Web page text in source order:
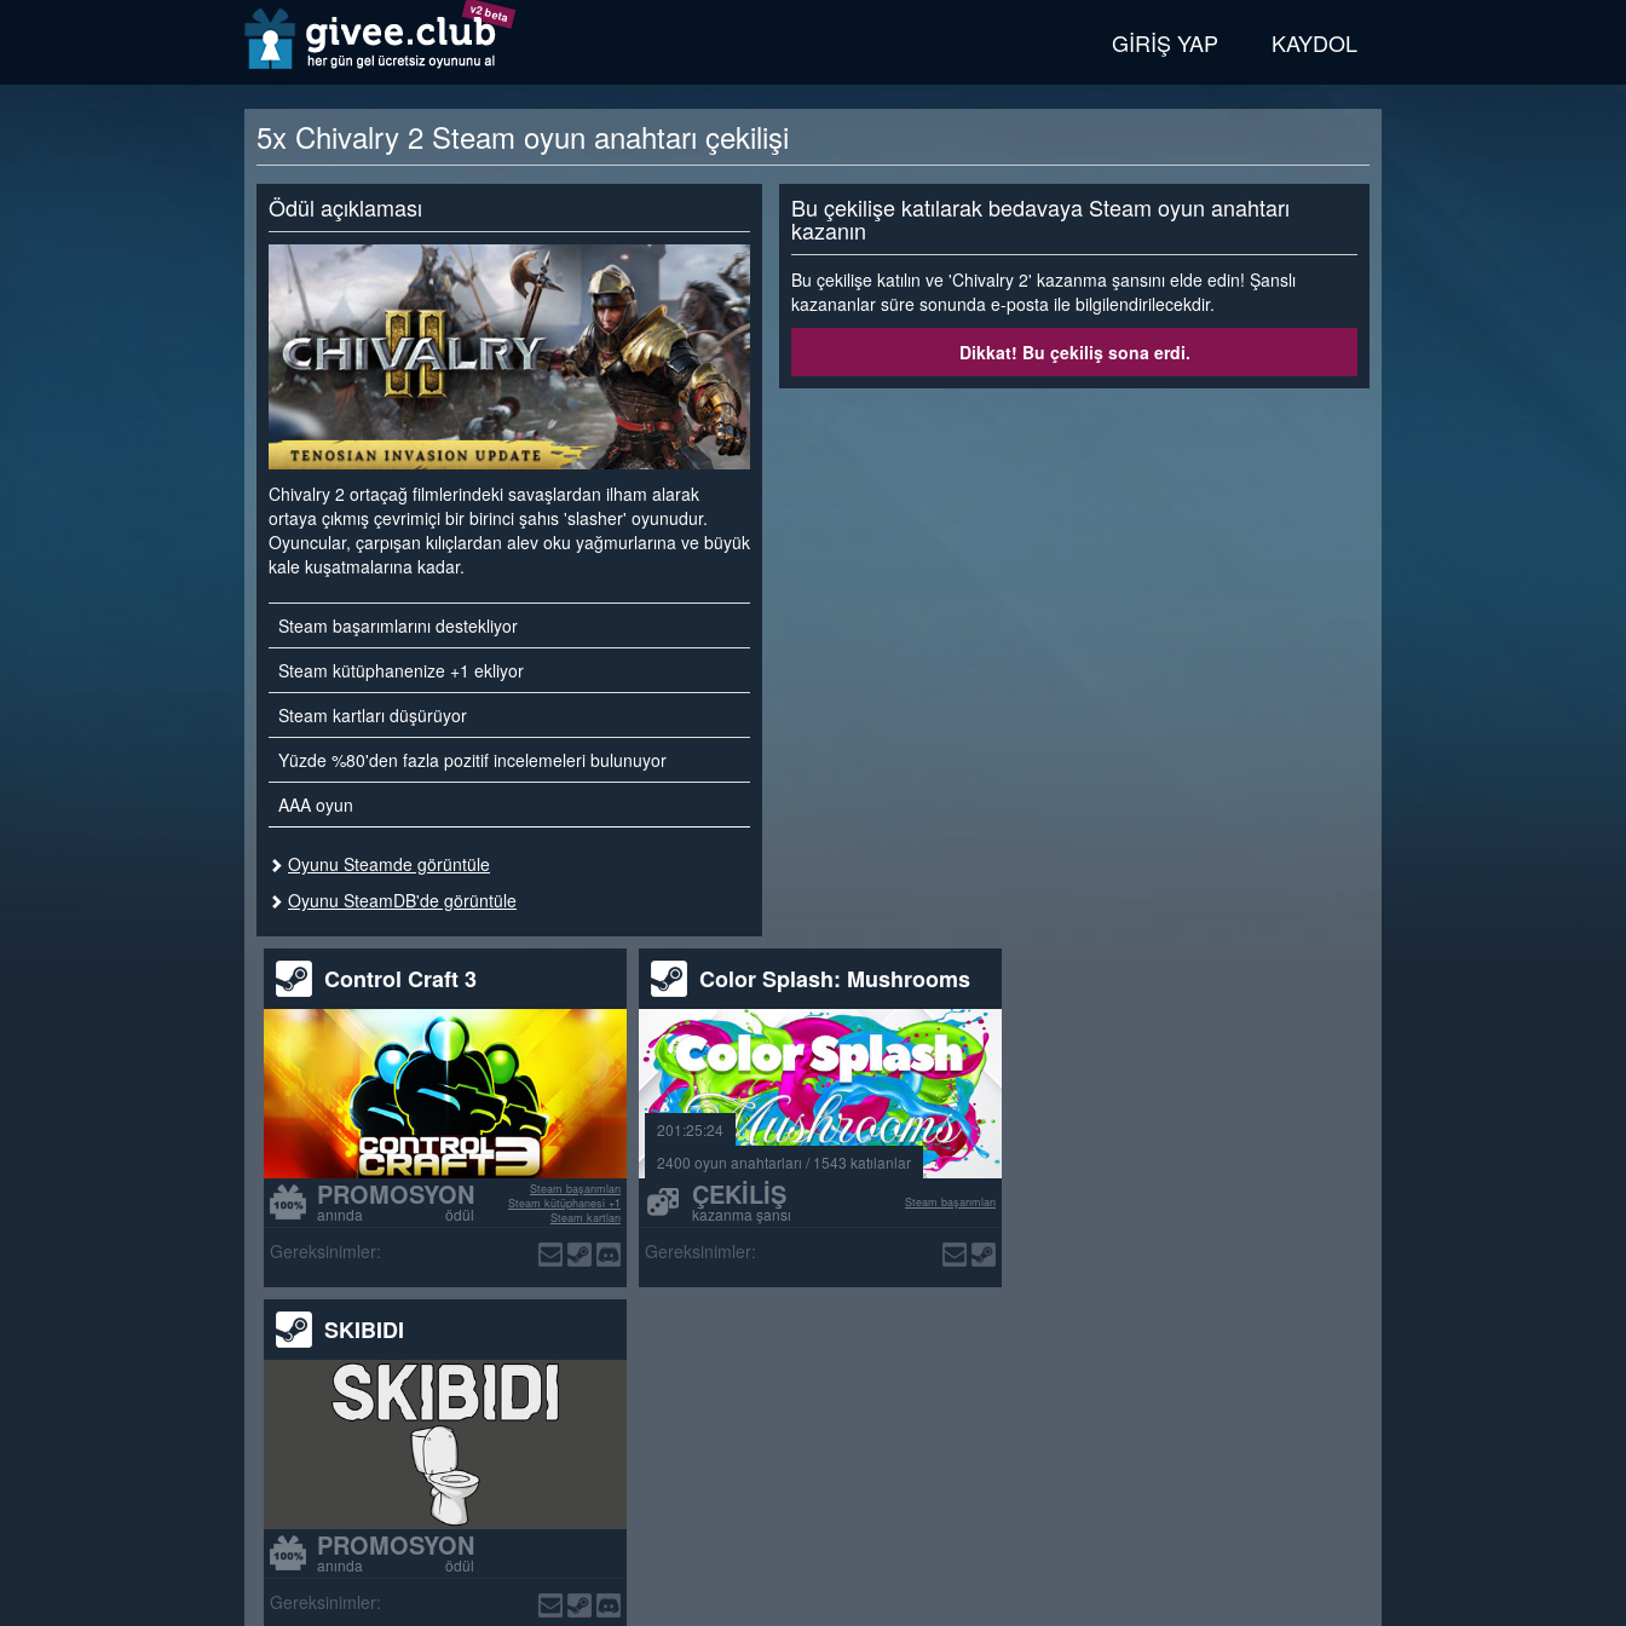
v2 beta
GIRIŞ YAP KAYDOL
5x Chivalry 2 Steam oyun anahtarı çekilişi
Ödül açıklaması
Chivalry 2 ortaçağ filmlerindeki savaşlardan ilham alarak
ortaya çıkmış çevrimiçi bir birinci şahıs 'slasher' oyunudur.
Oyuncular, çarpışan kılıçlardan alev oku yağmurlarına ve büyük
kale kuşatmalarına kadar.
Steam başarımlarını destekliyor
Steam kütüphanenize +1 ekliyor
Steam kartları düşürüyor
Yüzde %80'den fazla pozitif incelemeleri bulunuyor
AAA oyun
Oyunu Steamde görüntüle
Oyunu SteamDB'de görüntüle
Bu çekilişe katılarak bedavaya Steam oyun anahtarı
kazanın
Bu çekilişe katılın ve 'Chivalry 2' kazanma şansını elde edin! Şanslı
kazananlar süre sonunda e-posta ile bilgilendirilecekdir.
Dikkat! Bu çekiliş sona erdi.
Control Craft 3
PROMOSYON
anında ödül
Steam başarımları
Steam kütüphanesi +1
Steam kartları
Gereksinimler:
Color Splash: Mushrooms
201:25:24
2400 oyun anahtarları / 1543 katılanlar
ÇEKILIŞ
kazanma şansı
Steam başarımları
Gereksinimler:
SKIBIDI
PROMOSYON
anında ödül
Gereksinimler: